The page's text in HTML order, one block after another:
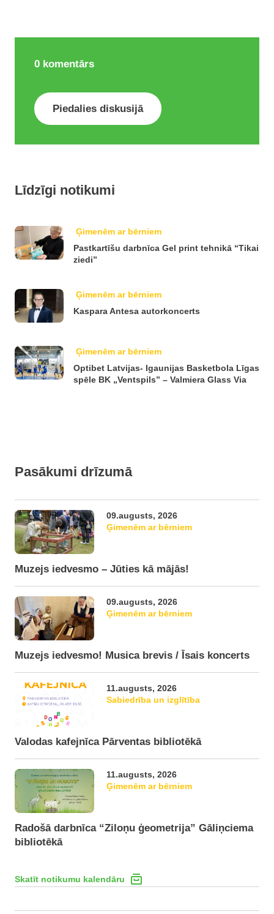
0 komentārs
Piedalies diskusijā
Līdzīgi notikumi
Ģimenēm ar bērniem
Pastkartīšu darbnīca Gel print tehnikā “Tikai
ziedi”
Ģimenēm ar bērniem
Kaspara Antesa autorkoncerts
Ģimenēm ar bērniem
Optibet Latvijas- Igaunijas Basketbola Līgas
spēle BK „Ventspils” – Valmiera Glass Via
Pasākumi drīzumā
09.augusts, 2026
Ģimenēm ar bērniem
Muzejs iedvesmo – Jūties kā mājās!
09.augusts, 2026
Ģimenēm ar bērniem
Muzejs iedvesmo! Musica brevis / Īsais koncerts
11.augusts, 2026
Sabiedrība un izglītība
Valodas kafejnīca Pārventas bibliotēkā
11.augusts, 2026
Ģimenēm ar bērniem
Radošā darbnīca “Ziloņu ģeometrija” Gāliņciema
bibliotēkā
Skatīt notikumu kalendāru